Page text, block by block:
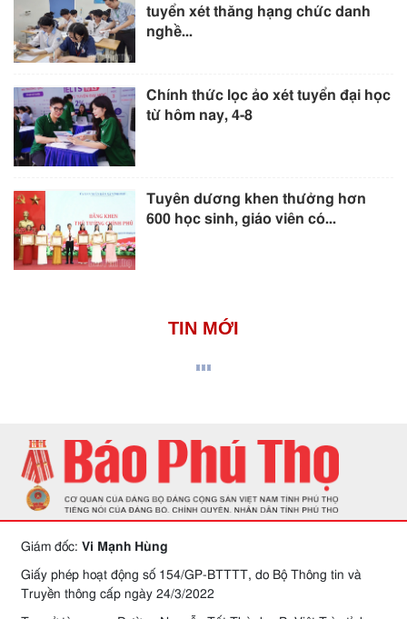
tuyển xét thăng hạng chức danh
nghề...
Chính thức lọc ảo xét tuyển đại học
từ hôm nay, 4-8
Tuyên dương khen thưởng hơn
600 học sinh, giáo viên có...
TIN MỚI
Giám đốc: Vi Mạnh Hùng
Giấy phép hoạt động số 154/GP-BTTTT, do Bộ Thông tin và
Truyền thông cấp ngày 24/3/2022